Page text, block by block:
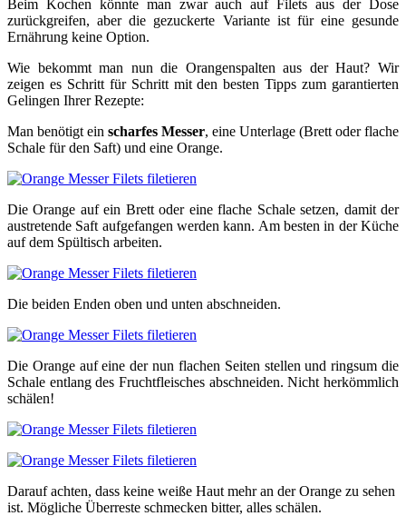
Beim Kochen könnte man zwar auch auf Filets aus der Dose
zurückgreifen, aber die gezuckerte Variante ist für eine gesunde
Ernährung keine Option.
Wie bekommt man nun die Orangenspalten aus der Haut? Wir
zeigen es Schritt für Schritt mit den besten Tipps zum garantierten
Gelingen Ihrer Rezepte:
Man benötigt ein scharfes Messer, eine Unterlage (Brett oder flache
Schale für den Saft) und eine Orange.
Die Orange auf ein Brett oder eine flache Schale setzen, damit der
austretende Saft aufgefangen werden kann. Am besten in der Küche
auf dem Spültisch arbeiten.
Die beiden Enden oben und unten abschneiden.
Die Orange auf eine der nun flachen Seiten stellen und ringsum die
Schale entlang des Fruchtfleisches abschneiden. Nicht herkömmlich
schälen!
Darauf achten, dass keine weiße Haut mehr an der Orange zu sehen
ist. Mögliche Überreste schmecken bitter, alles schälen.